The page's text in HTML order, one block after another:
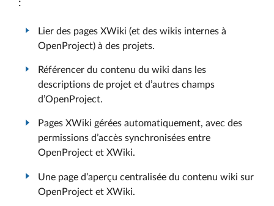
:
Lier des pages XWiki (et des wikis internes à
OpenProject) à des projets.
Référencer du contenu du wiki dans les
descriptions de projet et d’autres champs
d’OpenProject.
Pages XWiki gérées automatiquement, avec des
permissions d’accès synchronisées entre
OpenProject et XWiki.
Une page d’aperçu centralisée du contenu wiki sur
OpenProject et XWiki.